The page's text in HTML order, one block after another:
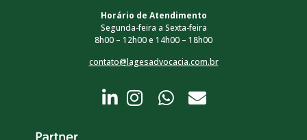
Horário de Atendimento
Segunda-feira a Sexta-feira
8h00 – 12h00 e 14h00 – 18h00
contato@lagesadvocacia.com.br